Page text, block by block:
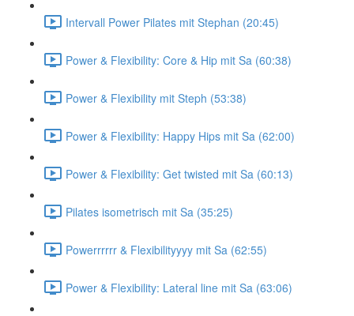
Intervall Power Pilates mit Stephan (20:45)
Power & Flexibility: Core & Hip mit Sa (60:38)
Power & Flexibility mit Steph (53:38)
Power & Flexibility: Happy Hips mit Sa (62:00)
Power & Flexibility: Get twisted mit Sa (60:13)
Pilates isometrisch mit Sa (35:25)
Powerrrrrr & Flexibilityyyy mit Sa (62:55)
Power & Flexibility: Lateral line mit Sa (63:06)